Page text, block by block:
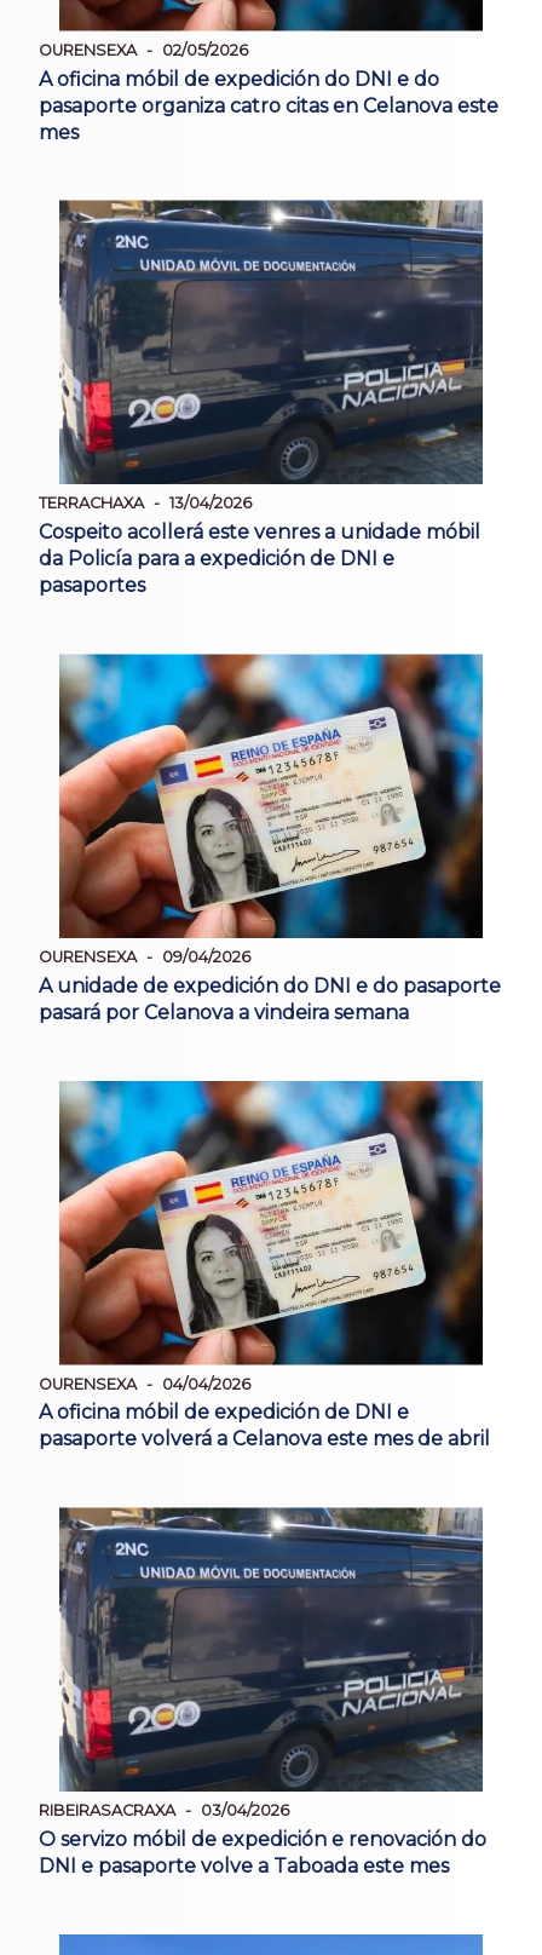
OURENSEXA 02/05/2026
A oficina móbil de expedición do DNI e do
pasaporte organiza catro citas en Celanova este
mes
TERRACHAXA 13/04/2026
Cospeito acollerá este venres a unidade móbil
da Policía para a expedición de DNI e
pasaportes
OURENSEXA 09/04/2026
A unidade de expedición do DNI e do pasaporte
pasará por Celanova a vindeira semana
OURENSEXA 04/04/2026
A oficina móbil de expedición de DNI e
pasaporte volverá a Celanova este mes de abril
RIBEIRASACRAXA 03/04/2026
O servizo móbil de expedición e renovación do
DNI e pasaporte volve a Taboada este mes